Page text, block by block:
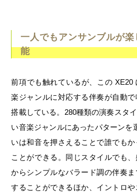
一人でもアンサンブルが
能
前項でも触れているが、この XE20
楽ジャンルに対応する伴奏が自動
搭載している。280種類の演奏スタ
い音楽ジャンルにあったパターンを
いは和音を押さえることで誰でも
ことができる。同じスタイルでも
からシンプルなバラード調の伴奏
することができるほか、イントロ